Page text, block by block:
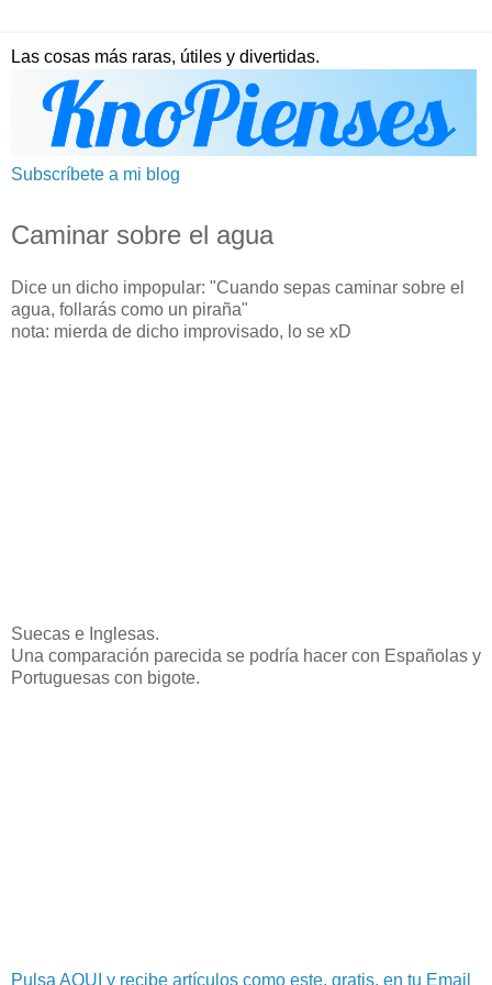
Las cosas más raras, útiles y divertidas.
Subscríbete a mi blog
Caminar sobre el agua
Dice un dicho impopular: "Cuando sepas caminar sobre el
agua, follarás como un piraña"
nota: mierda de dicho improvisado, lo se xD
Suecas e Inglesas.
Una comparación parecida se podría hacer con Españolas y
Portuguesas con bigote.
Pulsa AQUI y recibe artículos como este, gratis, en tu Email